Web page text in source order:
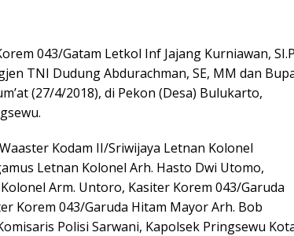
043/Gatam Letkol Inf Jajang Kurniawan,
TNI Dudung Abdurachman, SE, MM dan
(27/4/2018), di Pekon (Desa) Bulukarto,
Kodam II/Sriwijaya Letnan Kolonel
Letnan Kolonel Arh. Hasto Dwi Utomo,
Arm. Untoro, Kasiter Korem 043/Garuda
Korem 043/Garuda Hitam Mayor Arh. Bob
Polisi Sarwani, Kapolsek Pringsewu